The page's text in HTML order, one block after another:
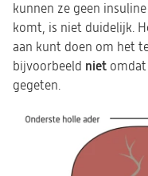
kunnen ze geen
komt, is niet duidelijk.
aan kunt doen om het
bijvoorbeeld niet
gegeten.